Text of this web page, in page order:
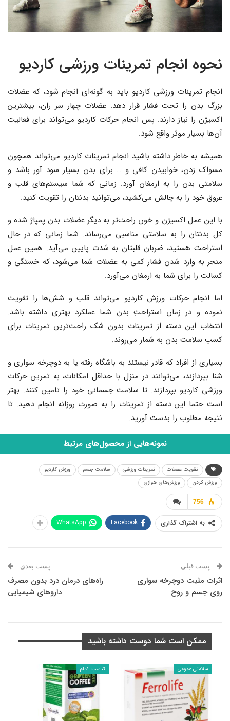
نحوه انجام تمرینات ورزشی کاردیو
انجام تمرینات ورزشی کاردیو باید به گونه‌ای انجام شود، که عضلات
بزرگ بدن را تحت فشار قرار دهد. عضلات چهار سر ران، بیشترین
اکسیژن را نیاز دارند. پس انجام حرکات کاردیو می‌تواند برای فعالیت
آن‌ها بسیار موثر واقع شود.
همیشه به خاطر داشته باشید انجام تمرینات کاردیو می‌تواند همچون
مسواک زدن، خوابیدن کافی و … برای بدن بسیار سود آور باشد و
سلامتی بدن را به ارمغان آورد. زمانی که شما سیستم‌های قلب و
عروق خود را به چالش می‌کشید، می‌توانید بدنتان را تقویت کنید.
با این عمل اکسیژن و خون راحت‌تر به دیگر عضلات بدن پمپاژ شده و
کل بدنتان را به سلامتی مناسبی می‌رساند. شما زمانی که در حال
استراحت هستید، ضربان قلبتان به شدت پایین می‌آید. همین عمل
منجر به وارد شدن فشار کمی به عضلات شما می‌‌شود، که خستگی و
کسالت را برای شما به ارمغان می‌آورد.
اما انجام حرکات ورزش کاردیو می‌تواند قلب و شش‌ها را تقویت
نموده و در زمان استراحتِ بدن شما عملکرد بهتری داشته باشد.
انتخاب این دسته از تمرینات بدون شک راحت‌ترین تمرینات برای
کسب سلامت بدن به شمار می‌روند.
بسیاری از افراد که قادر نیستند به باشگاه رفته یا به دوچرخه سواری و
شنا بپردازند، می‌توانند در منزل با حداقل امکانات، به تمرین حرکات
ورزشی کاردیو بپردازند. تا سلامت جسمانی خود را تامین کنند. بهتر
است حتما این دسته از تمرینات را به صورت روزانه انجام دهید. تا
نتیجه مطلوب را بدست آورید.
نمونه‌هایی از محصول‌های مرتبط
تقویت عضلات تمرینات ورزشی سلامت جسم
ورزش کاردیو
ورزش کردن
ورزش‌های هوازی
756
به اشتراک گذاری Facebook
WhatsApp
پست قبلی
اثرات مثبت دوچرخه سواری
روی جسم و روح
پست بعدی
راه‌های درمان درد بدون مصرف
داروهای شیمیایی
ممکن است شما دوست داشته باشید
سلامتی عمومی تناسب اندام